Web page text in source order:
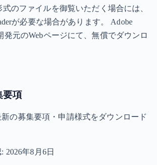
のファイルを御覧いただく場合には、
が必要な場合があります。 Adobe
発元のWebページにて、無償でダウンロ
要項
の募集要項・申請様式をダウンロード
2026年8月6日